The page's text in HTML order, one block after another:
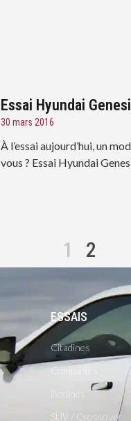
Essai Hyundai
30 mars 2016
À l’essai aujourd’hui, un
vous ? Essai Hyundai
1 2
ESSAIS
Citadines
Compactes
Berlines
SUV / Crossover